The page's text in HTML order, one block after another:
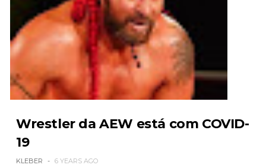
AEW Collision 25 JULY 2026
Unknown- Jul 26 2026
WWE Friday Night Smackdown 24 July 2026
TNA iMPACT Wrestling 23 July 2026
Wrestler da AEW está com COVID-
19
KLEBER 6 YEARS AGO